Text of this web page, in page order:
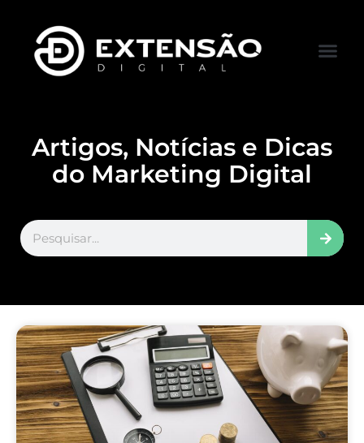
Artigos, Notícias e Dicas
do Marketing Digital